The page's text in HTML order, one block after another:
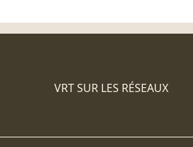
VRT SUR LES RÉSEAUX